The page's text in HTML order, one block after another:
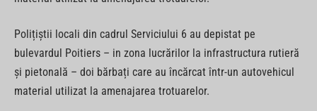
Polițiștii locali din cadrul Serviciului 6 au depistat pe
bulevardul Poitiers – in zona lucrărilor la infrastructura rutieră
și pietonală – doi bărbați care au încărcat într-un autovehicul
material utilizat la amenajarea trotuarelor.